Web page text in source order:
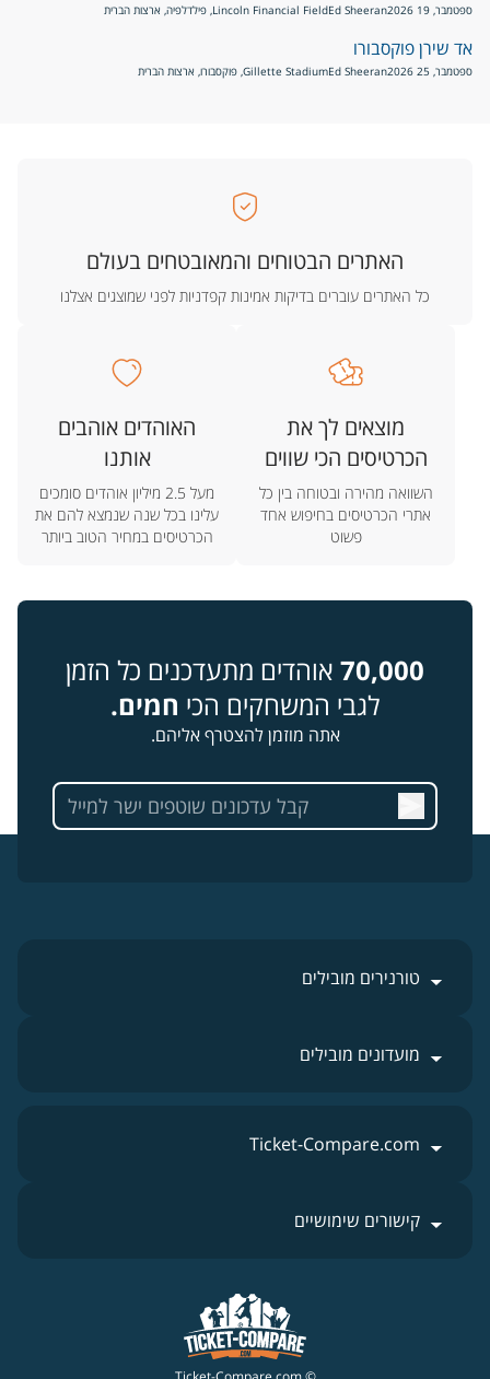
ספטמבר, 19 2026 Ed SheeranLincoln Financial Field, פילדלפיה, ארצות הברית
אד שירן פוקסבורו
ספטמבר, 25 2026 Ed SheeranGillette Stadium, פוקסבורו, ארצות הברית
האתרים הבטוחים והמאובטחים בעולם
כל האתרים עוברים בדיקות אמינות קפדניות לפני שמוצגים אצלנו
מוצאים לך את
הכרטיסים הכי שווים
השוואה מהירה ובטוחה בין כל
אתרי הכרטיסים בחיפוש אחד
פשוט
האוהדים אוהבים
אותנו
מעל 2.5 מיליון אוהדים סומכים
עלינו בכל שנה שנמצא להם את
הכרטיסים במחיר הטוב ביותר
70,000 אוהדים מתעדכנים כל הזמן
לגבי המשחקים הכי חמים.
אתה מוזמן להצטרף אליהם.
טורנירים מובילים
מועדונים מובילים
Ticket-Compare.com
קישורים שימושיים